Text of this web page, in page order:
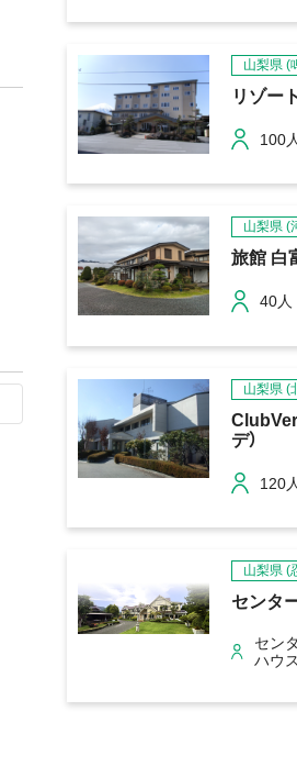
山梨県 (
リゾー
100人
山梨県 (
旅館 白
40人
山梨県 (
デ）
120人
山梨県 (
センタ
セン
ハウ